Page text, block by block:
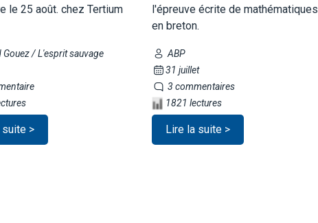
le 25 août. chez Tertium
Gouez / L'esprit sauvage
>
l'épreuve écrite de mathématiques
en breton.
ABP
31 juillet
3 commentaires
1821 lectures
Lire la suite >